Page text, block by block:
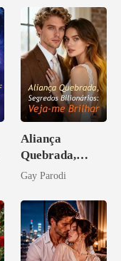
Aliança
Quebrada,
Segredos
Veja-me Brilhar
Gay Parodi